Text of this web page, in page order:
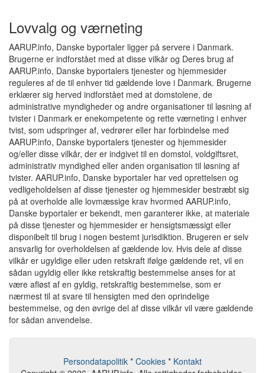
Lovvalg og værneting
AARUP.info, Danske byportaler ligger på servere i Danmark.
Brugerne er indforstået med at disse vilkår og Deres brug af
AARUP.info, Danske byportalers tjenester og hjemmesider
reguleres af de til enhver tid gældende love i Danmark. Brugerne
erklærer sig herved indforstået med at domstolene, de
administrative myndigheder og andre organisationer til løsning af
tvister i Danmark er enekompetente og rette værneting i enhver
tvist, som udspringer af, vedrører eller har forbindelse med
AARUP.info, Danske byportalers tjenester og hjemmesider
og/eller disse vilkår, der er indgivet til en domstol, voldgiftsret,
administrativ myndighed eller anden organisation til løsning af
tvister. AARUP.info, Danske byportaler har ved oprettelsen og
vedligeholdelsen af disse tjenester og hjemmesider bestræbt sig
på at overholde alle lovmæssige krav hvormed AARUP.info,
Danske byportaler er bekendt, men garanterer ikke, at materiale
på disse tjenester og hjemmesider er hensigtsmæssigt eller
disponibelt til brug i nogen bestemt jurisdiktion. Brugeren er selv
ansvarlig for overholdelsen af gældende lov. Hvis dele af disse
vilkår er ugyldige eller uden retskraft ifølge gældende ret, vil en
sådan ugyldig eller ikke retskraftig bestemmelse anses for at
være afløst af en gyldig, retskraftig bestemmelse, som er
nærmest til at svare til hensigten med den oprindelige
bestemmelse, og den øvrige del af disse vilkår vil være gældende
for sådan anvendelse.
Persondatapolitik * Cookies * Kontakt